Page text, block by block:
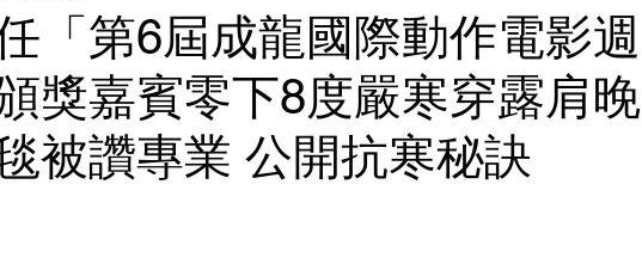
「第6屆成龍國際動作電影週
獎嘉賓零下8度嚴寒穿露肩晚
被讚專業 公開抗寒秘訣